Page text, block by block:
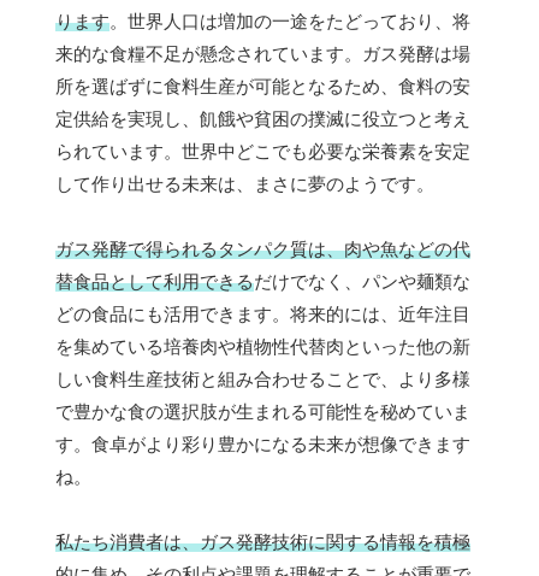
ります。世界人口は増加の一途をたどっており、将
来的な食糧不足が懸念されています。ガス発酵は場
所を選ばずに食料生産が可能となるため、食料の安
定供給を実現し、飢餓や貧困の撲滅に役立つと考え
られています。世界中どこでも必要な栄養素を安定
して作り出せる未来は、まさに夢のようです。
ガス発酵で得られるタンパク質は、肉や魚などの代
替食品として利用できるだけでなく、パンや麺類な
どの食品にも活用できます。将来的には、近年注目
を集めている培養肉や植物性代替肉といった他の新
しい食料生産技術と組み合わせることで、より多様
で豊かな食の選択肢が生まれる可能性を秘めていま
す。食卓がより彩り豊かになる未来が想像できます
ね。
私たち消費者は、ガス発酵技術に関する情報を積極